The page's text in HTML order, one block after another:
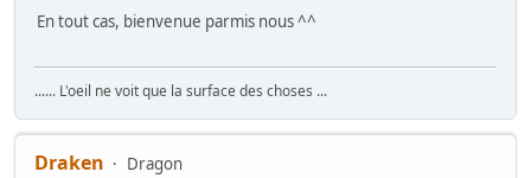
En tout cas, bienvenue parmis nous ^^
...... L'oeil ne voit que la surface des choses ...
Draken
Dragon